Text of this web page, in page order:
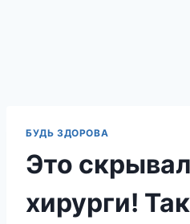
БУДЬ ЗДОРОВА
Это
хирурги!